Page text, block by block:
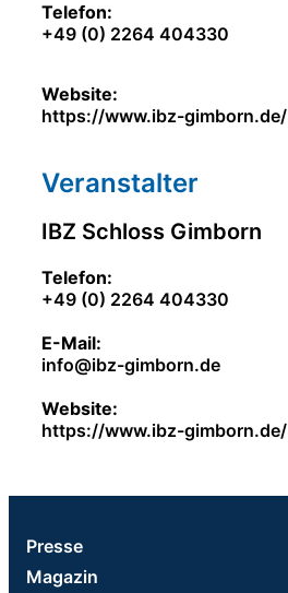
Telefon:
+49 (0) 2264 404330
Website:
https://www.ibz-gimborn.de/
Veranstalter
IBZ Schloss Gimborn
Telefon:
+49 (0) 2264 404330
E-Mail:
info@ibz-gimborn.de
Website:
https://www.ibz-gimborn.de/
Presse
Magazin